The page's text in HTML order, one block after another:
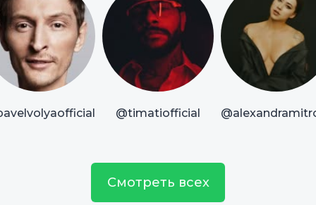
@timatiofficial
Смотреть всех